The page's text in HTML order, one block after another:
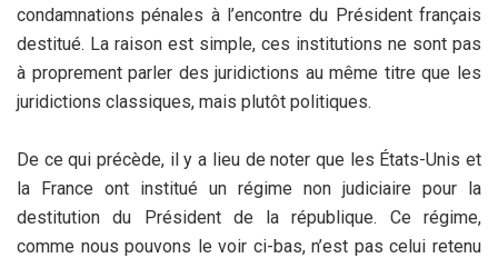
condamnations pénales à l’encontre du Président français
destitué. La raison est simple, ces institutions ne sont pas
à proprement parler des juridictions au même titre que les
juridictions classiques, mais plutôt politiques.
De ce qui précède, il y a lieu de noter que les États-Unis et
la France ont institué un régime non judiciaire pour la
destitution du Président de la république. Ce régime,
comme nous pouvons le voir ci-bas, n’est pas celui retenu